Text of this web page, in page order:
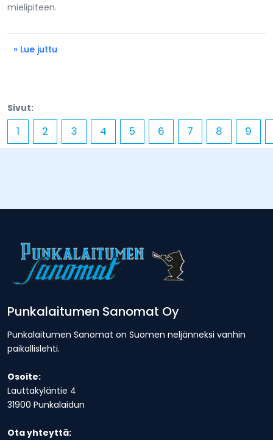
mielipiteen.
» Lue juttu
Sivut:
1 2 3 4 5 6 7 8 9
Punkalaitumen Sanomat Oy
Punkalaitumen Sanomat on Suomen neljänneksi vanhin
paikallislehti.
Osoite:
Lauttakyläntie 4
31900 Punkalaidun
Ota yhteyttä: